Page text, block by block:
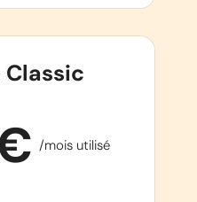
Classic
/mois utilisé